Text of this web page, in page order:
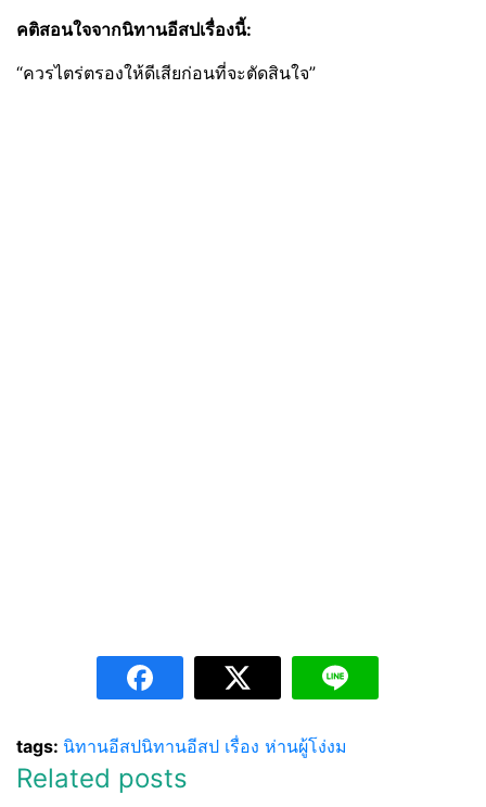
คติสอนใจจากนิทานอีสปเรื่องนี้:
“ควรไตร่ตรองให้ดีเสียก่อนที่จะตัดสินใจ”
tags: นิทานอีสปนิทานอีสป เรื่อง ห่านผู้โง่งม
Related posts